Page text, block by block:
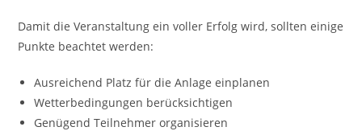
Damit die Veranstaltung ein voller Erfolg wird, sollten einige
Punkte beachtet werden:
Ausreichend Platz für die Anlage einplanen
Wetterbedingungen berücksichtigen
Genügend Teilnehmer organisieren